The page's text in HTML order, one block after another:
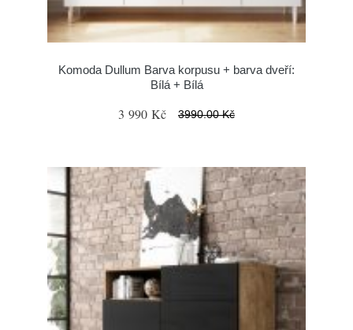
Komoda Dullum Barva korpusu + barva dveří:
Bílá + Bílá
3 990 Kč 3990.00 Kč